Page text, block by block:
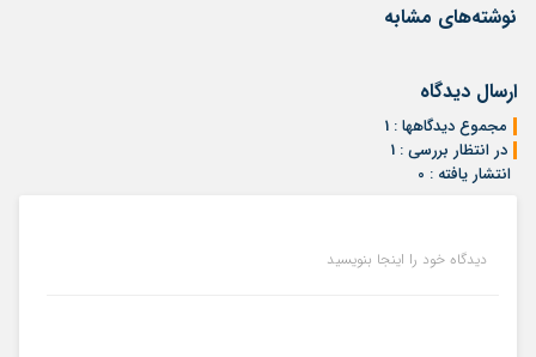
نوشته‌های مشابه
ارسال دیدگاه
مجموع دیدگاهها : 1
در انتظار بررسی : 1
انتشار یافته : 0
دیدگاه خود را اینجا بنویسید